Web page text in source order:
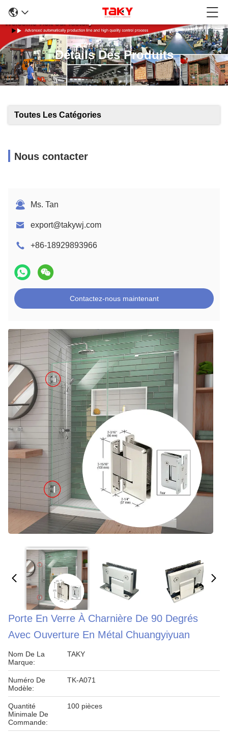
Détails Des Produits
Toutes Les Catégories
Nous contacter
Ms. Tan
export@takywj.com
+86-18929893966
Contactez-nous maintenant
Porte En Verre À Charnière De 90 Degrés
Avec Ouverture En Métal Chuangyiyuan
Nom De La
Marque:
TAKY
Numéro De
Modèle:
TK-A071
Quantité
Minimale De
Commande:
100 pièces